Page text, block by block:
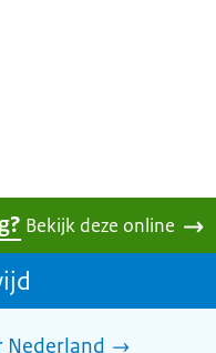
Bekijk deze online
Nederland